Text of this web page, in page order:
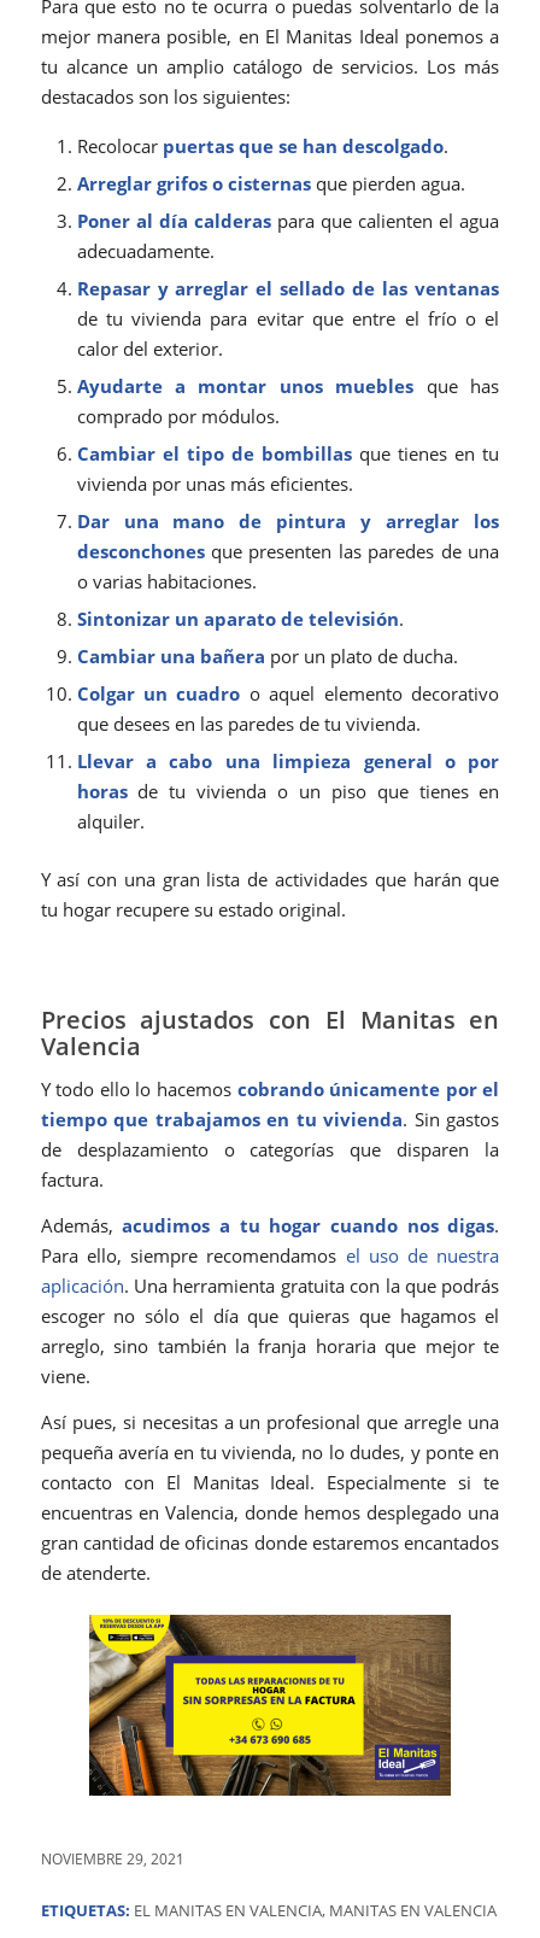
Para que esto no te ocurra o puedas solventarlo de la
mejor manera posible, en El Manitas Ideal ponemos a
tu alcance un amplio catálogo de servicios. Los más
destacados son los siguientes:
Recolocar puertas que se han descolgado.
Arreglar grifos o cisternasque pierden agua.
Poner al día calderaspara que calienten el agua
adecuadamente.
Repasar y arreglar el sellado de las ventanas
de tu vivienda para evitar que entre el frío o el
calor del exterior.
Ayudarte a montar unos muebles que has
comprado por módulos.
Cambiar el tipo de bombillasque tienes en tu
vivienda por unas más eficientes.
Dar una mano de pintura y arreglar los
desconchonesque presenten las paredes de una
o varias habitaciones.
Sintonizar un aparato de televisión.
Cambiar una bañera por un plato de ducha.
Colgar un cuadro o aquel elemento decorativo
que desees en las paredes de tu vivienda.
Llevar a cabo una limpieza general o por
horasde tu vivienda o un piso que tienes en
alquiler.
Y así con una gran lista de actividades que harán que
tu hogar recupere su estado original.
Precios ajustados con El Manitas en
Valencia
Y todo ello lo hacemos cobrando únicamente por el
tiempo que trabajamos en tu vivienda. Sin gastos
de desplazamiento o categorías que disparen la
factura.
Además,acudimos a tu hogar cuando nos digas.
Para ello, siempre recomendamos el uso de nuestra
aplicación. Una herramienta gratuita con la que podrás
escoger no sólo el día que quieras que hagamos el
arreglo, sino también la franja horaria que mejor te
viene.
Así pues, si necesitas a un profesional que arregle una
pequeña avería en tu vivienda, no lo dudes, y ponte en
contacto con El Manitas Ideal. Especialmente si te
encuentras en Valencia, donde hemos desplegado una
gran cantidad de oficinas donde estaremos encantados
de atenderte.
NOVIEMBRE 29, 2021
ETIQUETAS: EL MANITAS EN VALENCIA, MANITAS EN VALENCIA